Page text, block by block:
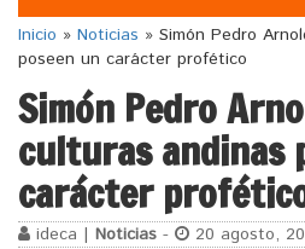
Inicio » Noticias » Simón Pedro
poseen un carácter profético
Simón Pedro
culturas andinas
carácter
ideca | Noticias - 20 agosto,